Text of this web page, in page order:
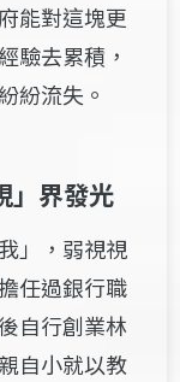
能對這塊更
驗去累積，
紛流失。
」界發光
」，弱視視
任過銀行職
自行創業林
自小就以教